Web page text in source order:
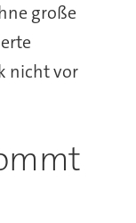
große
nicht vor